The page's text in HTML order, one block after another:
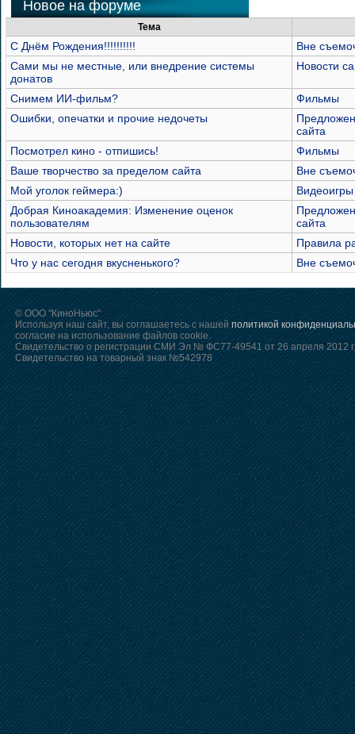
Новое на форуме
Тема
С Днём Рождения!!!!!!!!!!
Вне
Сами мы не местные, или внедрение системы
донатов
Новости
Снимем ИИ-фильм?
Фильмы
Ошибки, опечатки и прочие недочеты
сайта
Посмотрел кино - отпишись!
Фильмы
Ваше творчество за пределом сайта
Вне
Мой уголок геймера:)
Видеоигры
Добрая Киноакадемия: Изменение оценок
пользователям
сайта
Новости, которых нет на сайте
Правила
Что у нас сегодня вкусненького?
Вне
© ООО "КиноНьюс"
Используя наш сайт, вы соглашаетесь с нашей политикой
согласие на использование файлов cookie.
Свидетельство о регистрации СМИ Эл № ФС77-49541 от 26 апреля 2012 г.
Свидетельство на товарный знак №542978